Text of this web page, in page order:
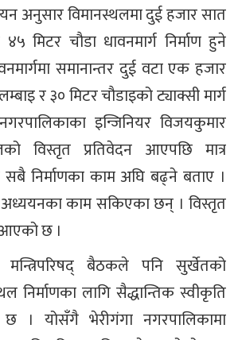
अनुसार विमानस्थलमा दुई हजार सात
मिटर चौडा धावनमार्ग निर्माण हुने
समानान्तर दुई वटा एक हजार
र ३० मिटर चौडाइको ट्याक्सी मार्ग
इन्जिनियर विजयकुमार
विस्तृत प्रतिवेदन आएपछि मात्र
निर्माणका काम अघि बढ्ने बताए ।
काम सकिएका छन् । विस्तृत
आएको छ ।
बैठकले पनि सुर्खेतको
निर्माणका लागि सैद्धान्तिक स्वीकृति
। योसँगै भेरीगंगा नगरपालिकामा